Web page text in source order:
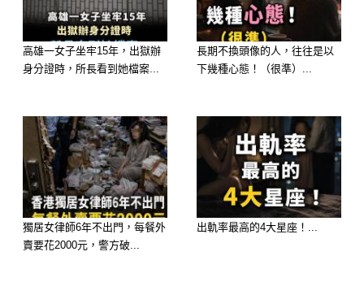
>>>>https://lihi.cc/Ozo8m
高雄一女子坐牢15年，出獄辦
身分證時，所長看到她檔案...
長期不換頭像的人，往往是以
下幾種心態！（很準）...
獨居女律師6年不出門，每餐外
賣要花2000元，警方破...
出軌率最高的4大星座！...